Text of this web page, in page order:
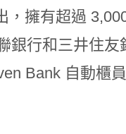
擁有超過
銀行和三井住
Bank 自動櫃